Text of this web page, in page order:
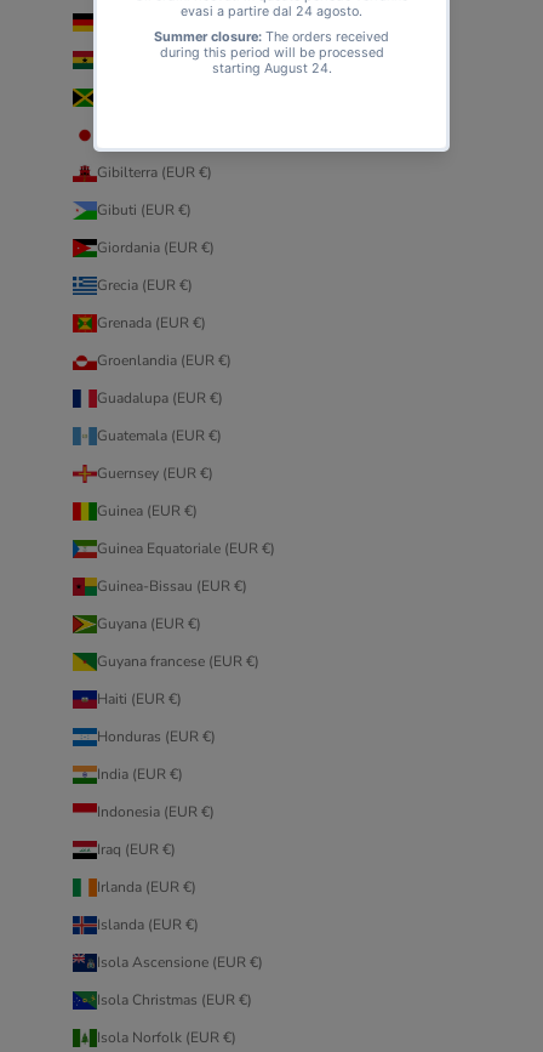
Germania (EUR €)
Ghana (EUR €)
Gibilterra (EUR €)
Gibuti (EUR €)
Giordania (EUR €)
Grecia (EUR €)
Grenada (EUR €)
Groenlandia (EUR €)
Guadalupa (EUR €)
Guatemala (EUR €)
Guernsey (EUR €)
Guinea (EUR €)
Guinea Equatoriale (EUR €)
Guinea-Bissau (EUR €)
Guyana (EUR €)
Guyana francese (EUR €)
Haiti (EUR €)
Honduras (EUR €)
India (EUR €)
Indonesia (EUR €)
Iraq (EUR €)
Irlanda (EUR €)
Islanda (EUR €)
Isola Ascensione (EUR €)
Isola Christmas (EUR €)
Isola Norfolk (EUR €)